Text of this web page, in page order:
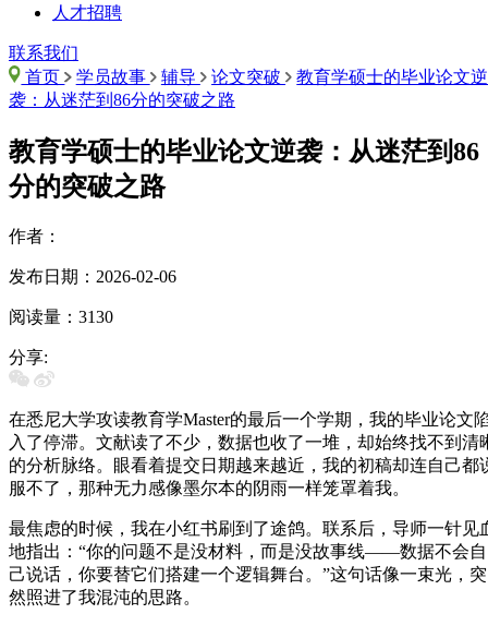
人才招聘
联系我们
首页
学员故事 辅导 论文突破
教育学硕士的毕业论文逆
袭：从迷茫到86分的突破之路
教育学硕士的毕业论文逆袭：从迷茫到86
分的突破之路
作者：
发布日期：2026-02-06
阅读量：3130
分享:
在悉尼大学攻读教育学Master的最后一个学期，我的毕业论文
入了停滞。文献读了不少，数据也收了一堆，却始终找不到清
的分析脉络。眼看着提交日期越来越近，我的初稿却连自己都
服不了，那种无力感像墨尔本的阴雨一样笼罩着我。
最焦虑的时候，我在小红书刷到了途鸽。联系后，导师一针见
地指出：“你的问题不是没材料，而是没故事线——数据不会自
己说话，你要替它们搭建一个逻辑舞台。”这句话像一束光，突
然照进了我混沌的思路。